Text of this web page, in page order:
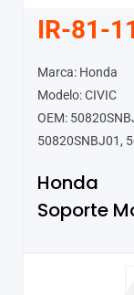
IR-81-
Marca: Honda
Modelo: CIVIC
OEM:
50820SNBJ01,
Honda
Soporte